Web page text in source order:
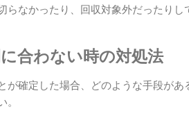
らなかったり、回収対象外だったり
合わない時の対処法
が確定した場合、どのような手段が